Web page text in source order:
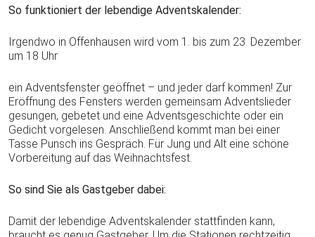
So funktioniert der lebendige Adventskalender:
Irgendwo in Offenhausen wird vom 1. bis zum 23. Dezember
um 18 Uhr
ein Adventsfenster geöffnet – und jeder darf kommen! Zur
Eröffnung des Fensters werden gemeinsam Adventslieder
gesungen, gebetet und eine Adventsgeschichte oder ein
Gedicht vorgelesen. Anschließend kommt man bei einer
Tasse Punsch ins Gespräch. Für Jung und Alt eine schöne
Vorbereitung auf das Weihnachtsfest.
So sind Sie als Gastgeber dabei:
Damit der lebendige Adventskalender stattfinden kann,